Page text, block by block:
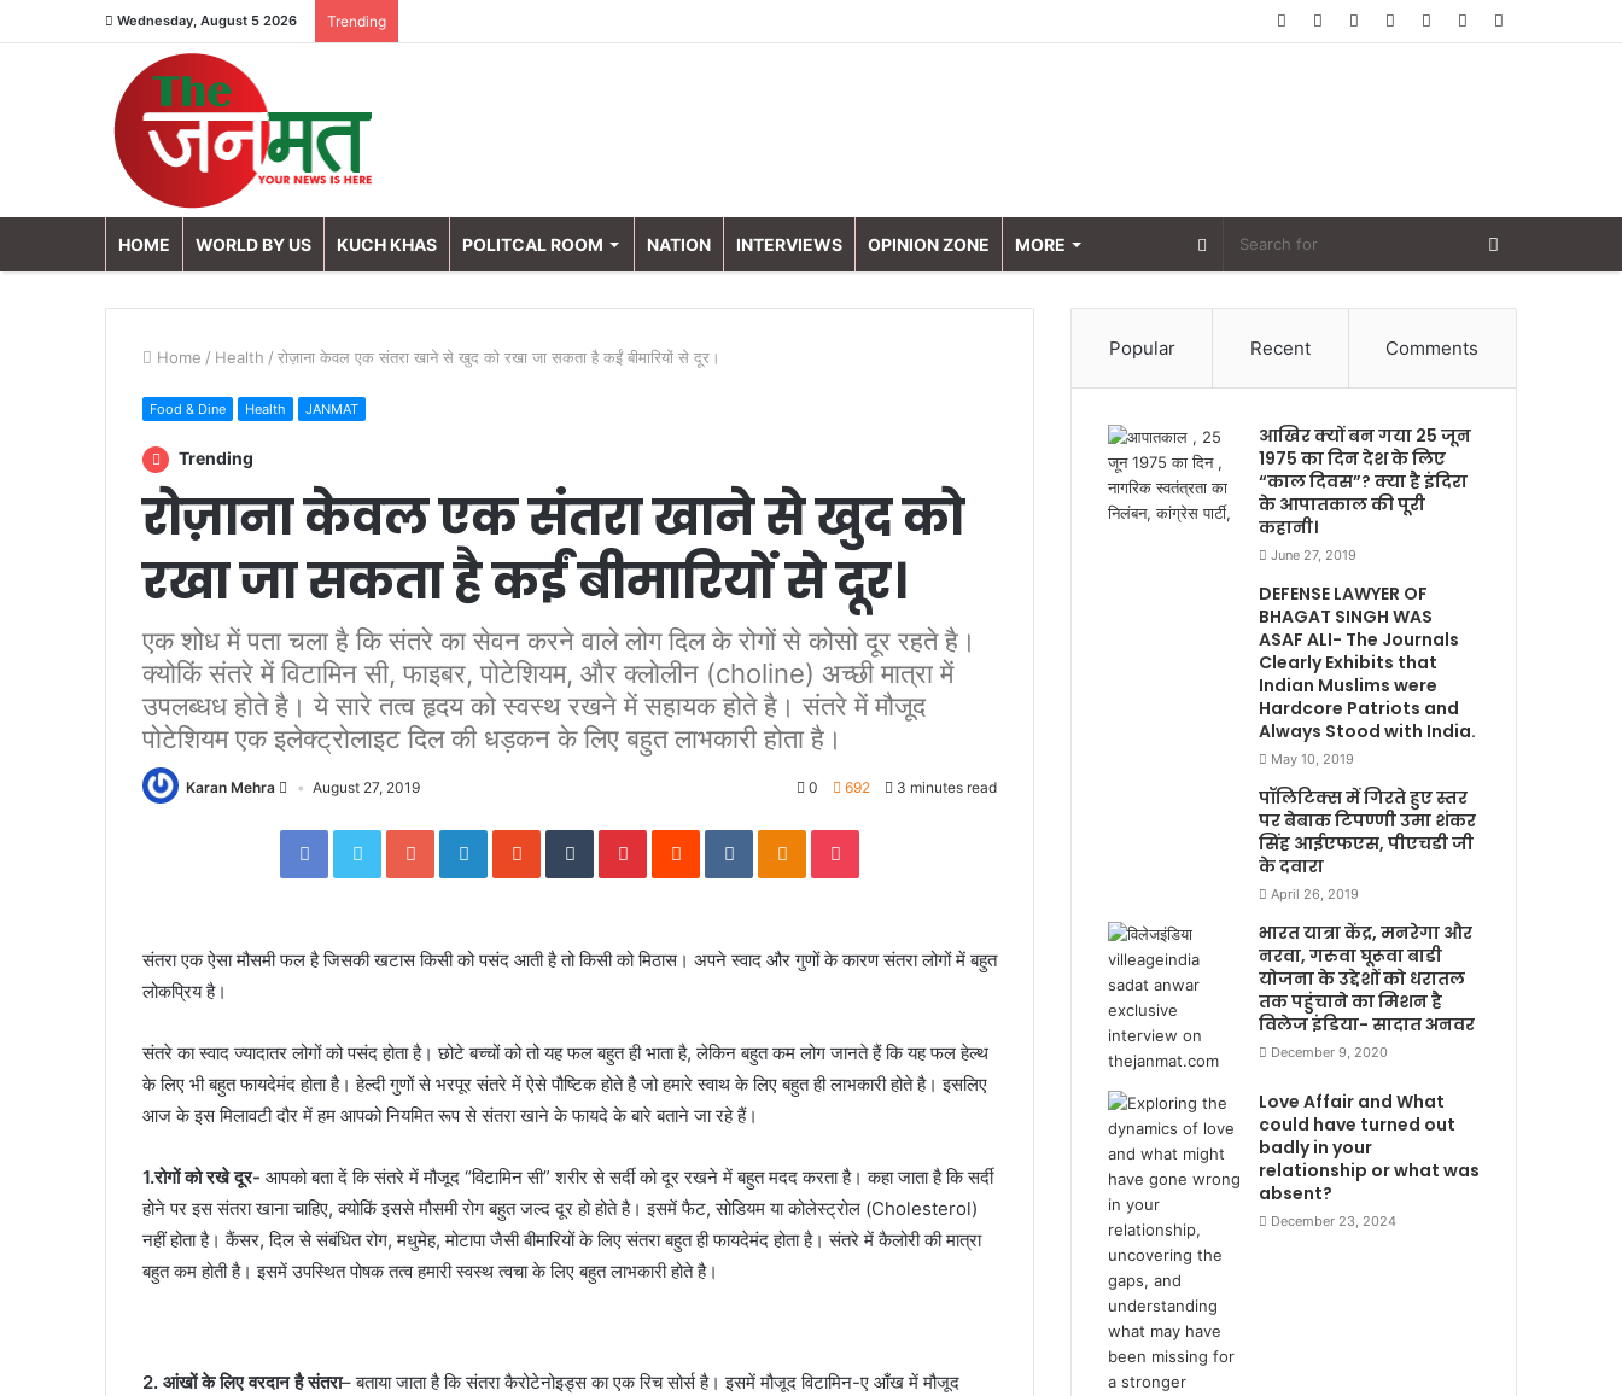
Wednesday, August 5 2026 Trending Random
HOME WORLD BY US KUCH KHAS POLITCAL ROOM NATION INTERVIEWS OPINION ZONE MORE Random
Home / Health / रोज़ाना केवल एक संतरा खाने से खुद को रखा जा सकता है कईं बीमारियों से दूर।
Food & Dine Health JANMAT
Trending
रोज़ाना केवल एक संतरा खाने से खुद को
रखा जा सकता है कईं बीमारियों से दूर।
एक शोध में पता चला है कि संतरे का सेवन करने वाले लोग दिल के रोगों से कोसो दूर रहते है।
क्योकिं संतरे में विटामिन सी, फाइबर, पोटेशियम, और क्‍लोलीन (choline) अच्‍छी मात्रा में
उपलब्ध‍ध होते है। ये सारे तत्‍व हृदय को स्‍वस्‍थ रखने में सहायक होते है। संतरे में मौजूद
पोटेशियम एक इलेक्‍ट्रोलाइट दिल की धड़कन के लिए बहुत लाभकारी होता है।
Karan Mehra August 27, 2019 0 692 3 minutes read
FacebookTwitterGoogle+LinkedInStumbleUpon
TumblrPinterestReddit VKontakteOdnoklassniki
Pocket
संतरा एक ऐसा मौसमी फल है जिसकी खटास किसी को पसंद आती है तो किसी को मिठास। अपने स्वाद और गुणों के कारण संतरा लोगों में बहुत
लोकप्रिय है।
संतरे का स्वाद ज्यादातर लोगों को पसंद होता है। छोटे बच्चों को तो यह फल बहुत ही भाता है, लेकिन बहुत कम लोग जानते हैं कि यह फल हेल्थ
के लिए भी बहुत फायदेमंद होता है। हेल्दी गुणों से भरपूर संतरे में ऐसे पौष्टिक होते है जो हमारे स्‍वाथ के लिए बहुत ही लाभकारी होते है। इसलिए
आज के इस मिलावटी दौर में हम आपको नियमित रूप से संतरा खाने के फायदे के बारे बताने जा रहे हैं।
1.रोगों को रखे दूर- आपको बता दें कि संतरे में मौजूद “विटामिन सी” शरीर से सर्दी को दूर रखने में बहुत मदद करता है। कहा जाता है कि सर्दी
होने पर इस संतरा खाना चाहिए, क्योकिं इससे मौसमी रोग बहुत जल्द दूर हो होते है। इसमें फैट, सोडियम या कोलेस्‍ट्रोल (Cholesterol)
नहीं होता है। कैंसर, दिल से संबंधित रोग, मधुमेह, मोटापा जैसी बीमारियों के लिए संतरा बहुत ही फायदेमंद होता है। संतरे में कैलोरी की मात्रा
बहुत कम होती है। इसमें उपस्थित पोषक तत्व हमारी स्वस्थ त्वचा के लिए बहुत लाभकारी होते है।
2. आंखों के लिए वरदान है संतरा– बताया जाता है कि संतरा कैरोटेनोइड्स का एक रिच सोर्स है। इसमें मौजूद विटामिन-ए आँख में मौजूद
Popular Recent Comments
आखिर क्यों बन गया 25 जून
1975 का दिन देश के लिए
“काल दिवस”? क्या है इंदिरा
के आपातकाल की पूरी
कहानी।
June 27, 2019
DEFENSE LAWYER OF
BHAGAT SINGH WAS
ASAF ALI- The Journals
Clearly Exhibits that
Indian Muslims were
Hardcore Patriots and
Always Stood with India.
May 10, 2019
पॉलिटिक्स में गिरते हुए स्तर
पर बेबाक टिपण्णी उमा शंकर
सिंह आईएफएस, पीएचडी जी
के दवारा
April 26, 2019
भारत यात्रा केंद्र, मनरेगा और
नरवा, गरुवा घूरूवा बाडी
योजना के उद्देशों को धरातल
तक पहुंचाने का मिशन है
विलेज इंडिया- सादात अनवर
December 9, 2020
Love Affair and What
could have turned out
badly in your
relationship or what was
absent?
December 23, 2024